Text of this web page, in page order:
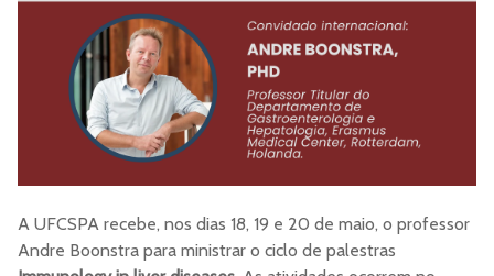
A UFCSPA recebe, nos dias 18, 19 e 20 de maio, o professor
Andre Boonstra para ministrar o ciclo de palestras